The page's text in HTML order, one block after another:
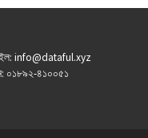
info@dataful.xyz
০১৮৯২-৪১০০৫১